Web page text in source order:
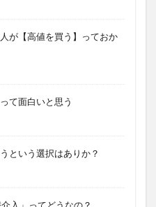
が【高値を買う】っておか
て面白いと思う
という選択はありか？
入」ってどうなの？